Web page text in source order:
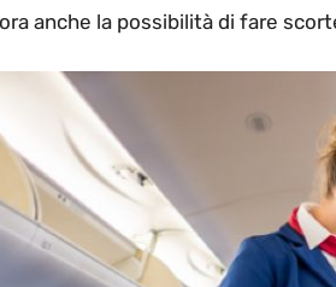
anche la possibilità di fare